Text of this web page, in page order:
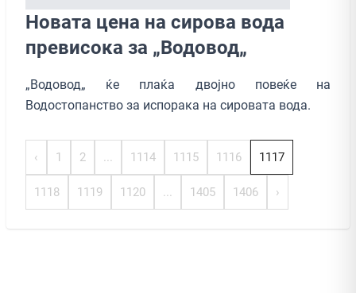
Новата цена на сирова вода
превисока за „Водовод„
„Водовод„ ќе плаќа двојно повеќе на
Водостопанство за испорака на сировата вода.
‹ 1 2 ... 1114 1115 1116 1117
1118 1119 1120 ... 1405 1406 ›